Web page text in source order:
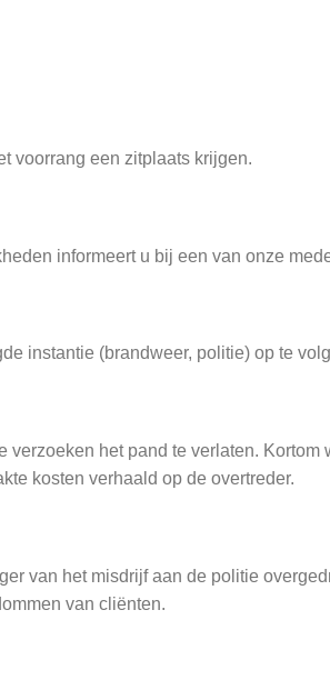
voorrang een zitplaats krijgen.
informeert u bij een van onze
instantie (brandweer, politie) op te
het pand te verlaten.
kosten verhaald op de overtreder.
van het misdrijf aan de politie
van cliënten.